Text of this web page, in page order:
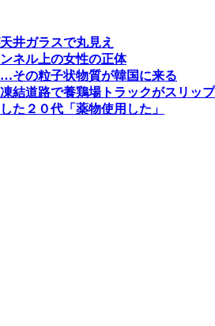
井ガラスで丸見え
ネル上の女性の正体
その粒子状物質が韓国に来る
結道路で養鶏場トラックがスリップ
た２０代「薬物使用した」